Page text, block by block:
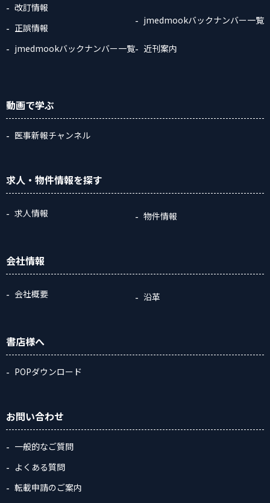
改訂情報
正誤情報
jmedmookバックナンバー一覧
jmedmookバックナンバー一覧
近刊案内
動画で学ぶ
医事新報チャンネル
求人・物件情報を探す
求人情報 物件情報
会社情報
会社概要 沿革
書店様へ
POPダウンロード
お問い合わせ
一般的なご質問
よくある質問
転載申請のご案内